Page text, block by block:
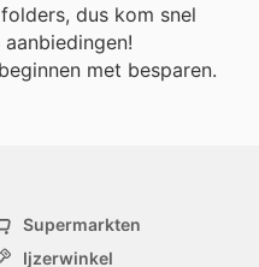
dus kom snel
aanbiedingen!
met besparen.
Supermarkten
Ijzerwinkel